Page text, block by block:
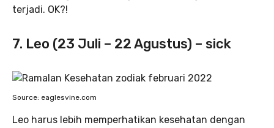
terjadi. OK?!
7. Leo (23 Juli – 22 Agustus) – sick
Source: eaglesvine.com
Leo harus lebih memperhatikan kesehatan dengan